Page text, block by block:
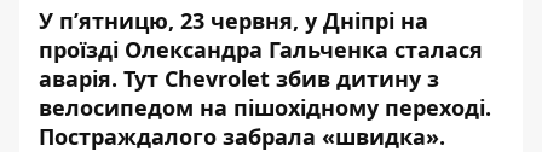
У пʼятницю, 23 червня, у Дніпрі на
проїзді Олександра Гальченка сталася
аварія. Тут Chevrolet збив дитину з
велосипедом на пішохідному переході.
Постраждалого забрала «швидка».